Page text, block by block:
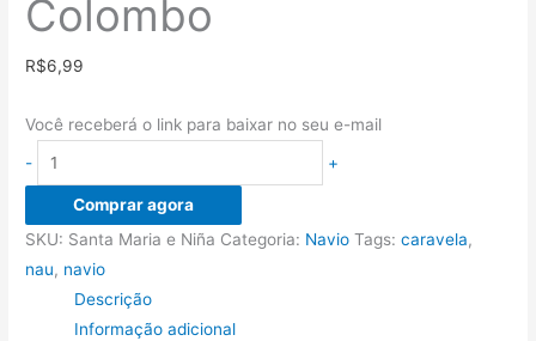
Colombo
R$6,99
Você receberá o link para baixar no seu e-mail
-
Papercraft
da
Santa
Maria
+
Comprar agora
SKU: Santa Maria e Niña Categoria: Navio Tags:caravela,
nau, navio
Descrição
Informação adicional